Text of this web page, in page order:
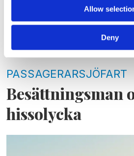
Allow
Deny
PASSAGERARSJÖFART
Besättningsman
hissolycka